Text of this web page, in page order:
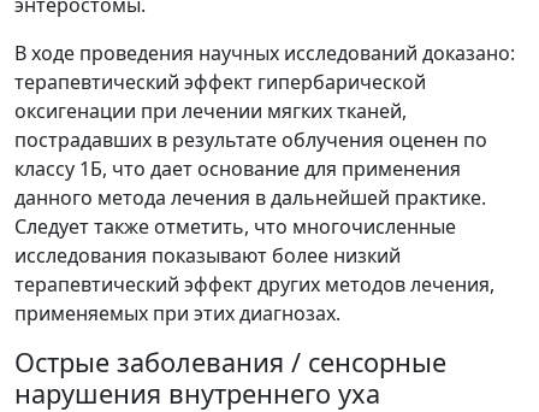
В ходе проведения научных исследований доказано:
терапевтический эффект гипербарической
оксигенации при лечении мягких тканей,
пострадавших в результате облучения оценен по
классу 1Б, что дает основание для применения
данного метода лечения в дальнейшей практике.
Следует также отметить, что многочисленные
исследования показывают более низкий
терапевтический эффект других методов лечения,
применяемых при этих диагнозах.
Острые заболевания / сенсорные
нарушения внутреннего уха